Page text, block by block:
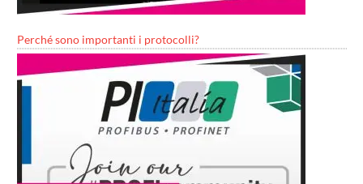
Perché sono importanti i protocolli?